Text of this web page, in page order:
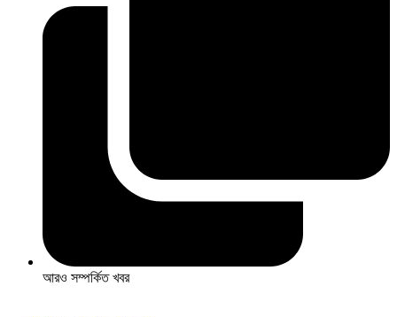
আরও সম্পর্কিত খবর